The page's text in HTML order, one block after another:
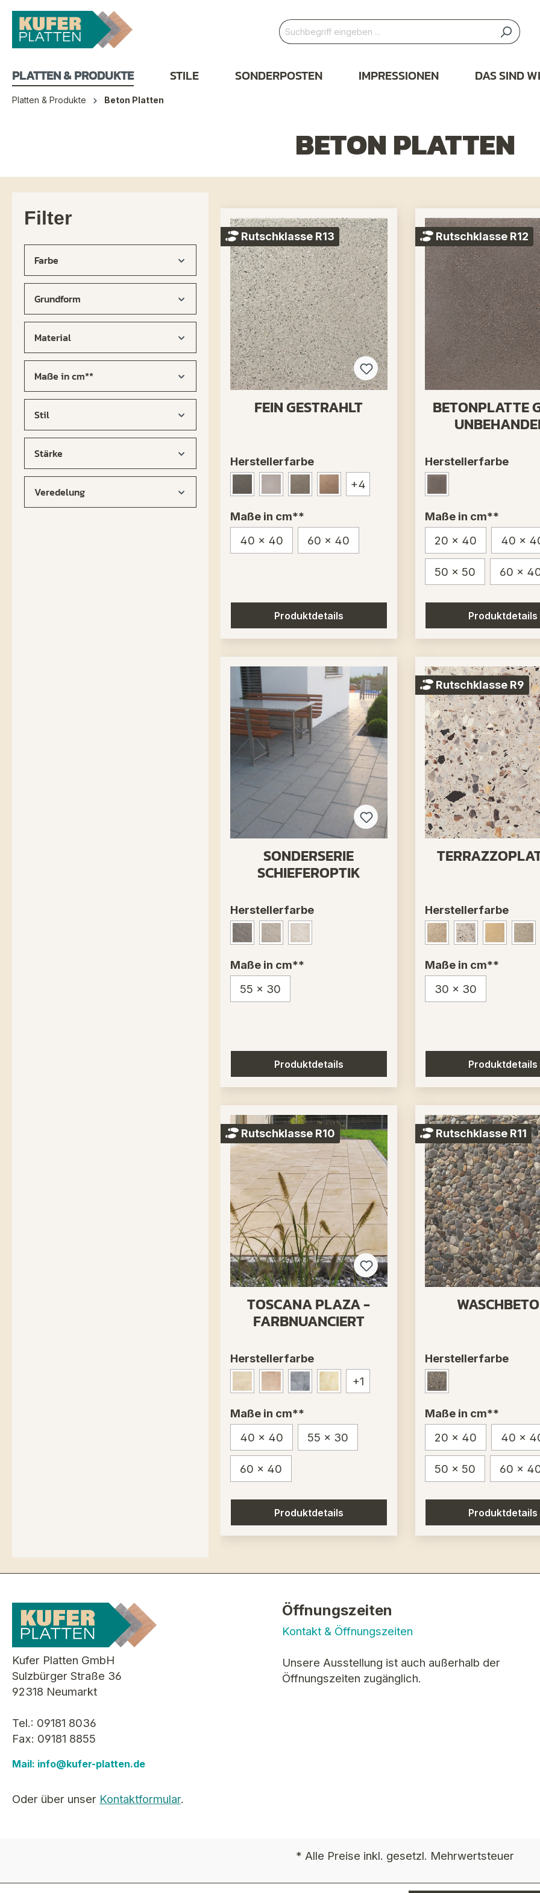
springen
PLATTEN & PRODUKTE STILE SONDERPOSTEN IMPRESSIONEN DAS SIND
Platten & Produkte Beton Platten
BETON PLATTEN
Filter
Farbe
Grundform
Material
Maße in cm**
Stil
Stärke
Veredelung
Rutschklasse R13
FEIN GESTRAHLT
Herstellerfarbe
Basalt Grau - Nr. 13
Betonia - Nr. 20
Betonplatte Grau - Nr. 14
Granit Rot - Nr. 440
+4
Maße in cm**
40 x 40
60 x 40
Produktdetails
Rutschklasse R12
BETONPLATTE
Herstellerfarbe
Betonplatte Grau -
Maße in cm**
20 x 40
40 x
50 x 50 60 x
Produktdetails
SONDERSERIE
SCHIEFEROPTIK
Herstellerfarbe
Granit Anthrazit - Nr. 755
Granit Grau - Nr. 455
Granit Pirelli - Nr. 855
Maße in cm**
55 x 30
Produktdetails
Rutschklasse R9
Herstellerfarbe
Alpenmarmor
Grigio-Perla -
Maße in cm**
30 x 30
Produktdetails
Rutschklasse R10
TOSCANA PLAZA -
FARBNUANCIERT
Herstellerfarbe
Cappuccino – Nr. 1290
Garda – Nr. 1010
Hell/Anthrazit – Nr. 2000
Marmoriert gelb – Nr. 1185
+1
Maße in cm**
40 x 40
55 x 30
60 x 40
Produktdetails
Rutschklasse R11
Herstellerfarbe
Waschbeton Grob -
Maße in cm**
20 x 40
40 x
50 x 50 60 x
Produktdetails
Kufer Platten GmbH
Sulzbürger Straße 36
92318 Neumarkt
Tel.: 09181 8036
Fax: 09181 8855
Mail: info@kufer-platten.de
Oder über unser Kontaktformular.
Öffnungszeiten
Kontakt & Öffnungszeiten
Unsere Ausstellung ist auch außerhalb der
Öffnungszeiten zugänglich.
* Alle Preise inkl. gesetzl. Mehrwertsteuer